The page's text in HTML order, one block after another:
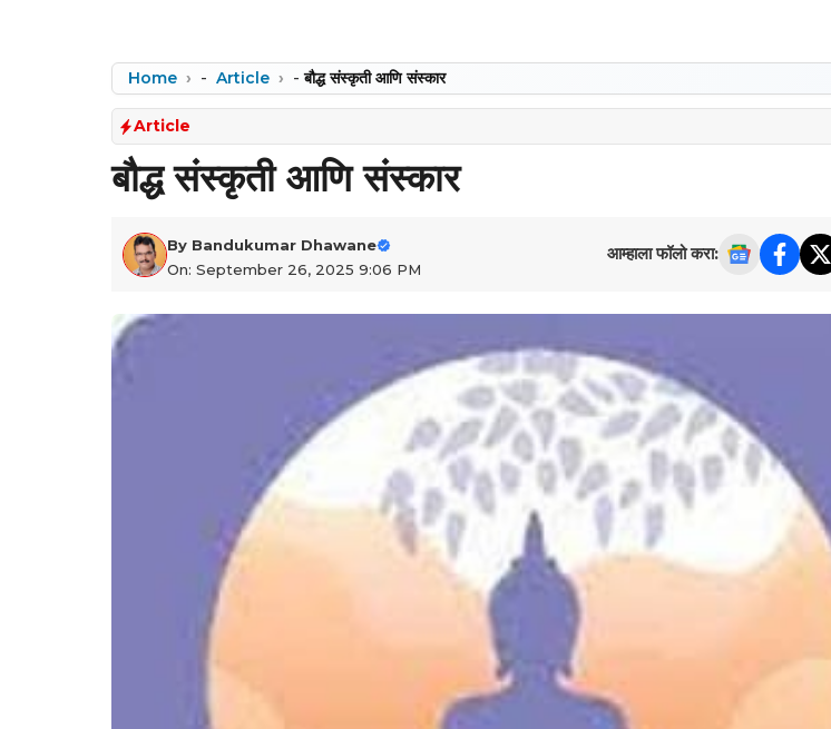
Home - Article -बौद्ध संस्कृती आणि संस्कार
Article
बौद्ध संस्कृती आणि संस्कार
By Bandukumar Dhawane
On: September 26, 2025 9:06 PM
आम्हाला फॉलो करा: